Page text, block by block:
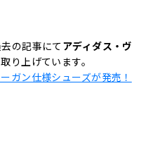
の記事にて アディダス・ヴ
り上げています。
ガン仕様シューズが発売！